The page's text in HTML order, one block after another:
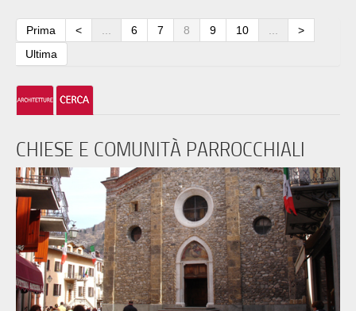
Prima < ... 6 7 8 9 10 ...
>
Ultima
CHIESE E COMUNITÀ PARROCCHIALI